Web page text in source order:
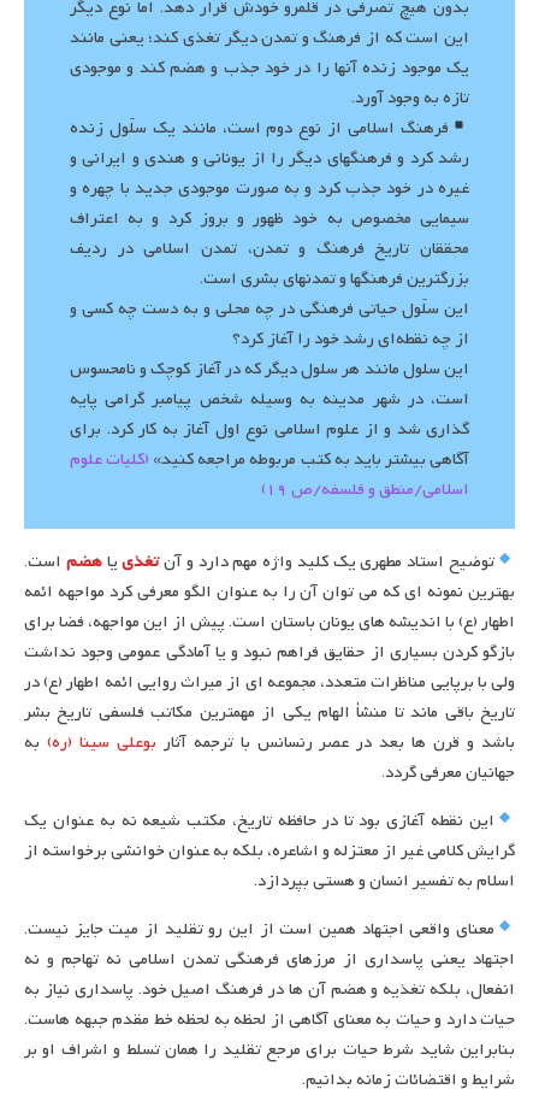
بدون هیچ تصرفی در قلمرو خودش قرار دهد. اما نوع دیگر
این است که از فرهنگ و تمدن دیگر تغذی کند؛ یعنی مانند
یک موجود زنده آنها را در خود جذب و هضم کند و موجودی
تازه به وجود آورد.
فرهنگ اسلامی از نوع دوم است، مانند یک سلّول زنده
رشد کرد و فرهنگهای دیگر را از یونانی و هندی و ایرانی و
غیره در خود جذب کرد و به صورت موجودی جدید با چهره و
سیمایی مخصوص به خود ظهور و بروز کرد و به اعتراف
محققان تاریخ فرهنگ و تمدن، تمدن اسلامی در ردیف
بزرگ‏ترین فرهنگها و تمدنهای بشری است.
این سلّول حیاتی فرهنگی در چه محلی و به دست چه کسی و
از چه نقطه‌ای رشد خود را آغاز کرد؟
این سلول مانند هر سلول دیگر که در آغاز کوچک و نامحسوس
است، در شهر مدینه به وسیله شخص پیامبر گرامی پایه
گذاری شد و از علوم اسلامی نوع اول آغاز به کار کرد. برای
آگاهی بیشتر باید به کتب مربوطه مراجعه کنید» (کلیات علوم
اسلامی/منطق و فلسفه/ص 19)
توضیح استاد مطهری یک کلید واژه مهم دارد و آنتغذییاهضم است.
بهترین نمونه ای که می توان آن را به عنوان الگو معرفی کرد مواجهه ائمه
اطهار (ع) با اندیشه های یونان باستان است. پیش از این مواجهه، فضا برای
بازگو کردن بسیاری از حقایق فراهم نبود و یا آمادگی عمومی وجود نداشت
ولی با برپایی مناظرات متعدد، مجموعه ای از میراث روایی ائمه اطهار (ع) در
تاریخ باقی ماند تا منشأ الهام یکی از مهمترین مکاتب فلسفی تاریخ بشر
باشد و قرن ها بعد در عصر رنسانس با ترجمه آثار بوعلی سینا (ره) به
جهانیان معرفی گردد.
این نقطه آغازی بود تا در حافظه تاریخ، مکتب شیعه نه به عنوان یک
گرایش کلامی غیر از معتزله و اشاعره، بلکه به عنوان خوانشی برخواسته از
اسلام به تفسیر انسان و هستی بپردازد.
معنای واقعی اجتهاد همین است از این رو تقلید از میت جایز نیست.
اجتهاد یعنی پاسداری از مرزهای فرهنگی تمدن اسلامی نه تهاجم و نه
انفعال، بلکه تغذیه و هضم آن ها در فرهنگ اصیل خود. پاسداری نیاز به
حیات دارد و حیات به معنای آگاهی از لحظه به لحظه خط مقدم جبهه هاست.
بنابراین شاید شرط حیات برای مرجع تقلید را همان تسلط و اشراف او بر
شرایط و اقتضائات زمانه بدانیم.